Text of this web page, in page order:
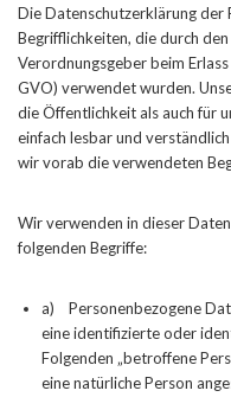
Die Datenschutzerklärung der
Begrifflichkeiten, die durch
Verordnungsgeber beim
GVO) verwendet wurden.
die Öffentlichkeit als auch für
einfach lesbar und
wir vorab die verwendeten
Wir verwenden in dieser
folgenden Begriffe:
a) Personenbezogene
eine identifizierte oder
Folgenden „betroffene
eine natürliche Person